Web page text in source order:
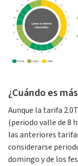
¿Cuándo es
Aunque la tarifa
(periodo valle de 8
las anteriores
considerarse
domingo y de los